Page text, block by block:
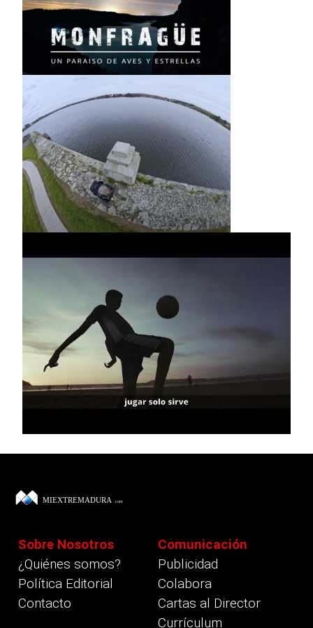
Sobre Nosotros
¿Quiénes somos?
Política Editorial
Contacto
Comunicación
Publicidad
Colabora
Cartas al Director
Currículum